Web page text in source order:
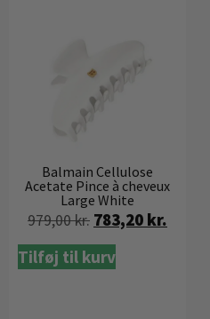
Balmain Cellulose
Acetate Pince à cheveux
Large White
979,00kr. 783,20 kr.
Tilføj til kurv